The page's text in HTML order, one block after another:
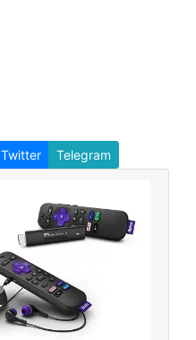
Twitter Telegram